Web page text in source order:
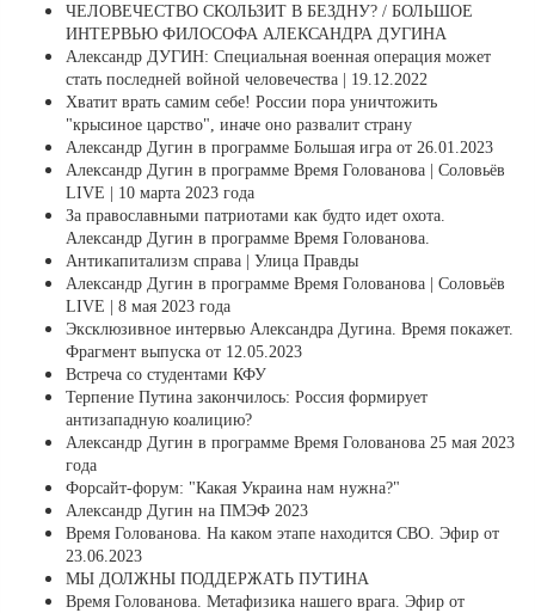
ЧЕЛОВЕЧЕСТВО СКОЛЬЗИТ В БЕЗДНУ? / БОЛЬШОЕ
ИНТЕРВЬЮ ФИЛОСОФА АЛЕКСАНДРА ДУГИНА
Александр ДУГИН: Специальная военная операция может
стать последней войной человечества | 19.12.2022
Хватит врать самим себе! России пора уничтожить
"крысиное царство", иначе оно развалит страну
Александр Дугин в программе Большая игра от 26.01.2023
Александр Дугин в программе Время Голованова | Соловьёв
LIVE | 10 марта 2023 года
За православными патриотами как будто идет охота.
Александр Дугин в программе Время Голованова.
Антикапитализм справа | Улица Правды
Александр Дугин в программе Время Голованова | Соловьёв
LIVE | 8 мая 2023 года
Эксклюзивное интервью Александра Дугина. Время покажет.
Фрагмент выпуска от 12.05.2023
Встреча со студентами КФУ
Терпение Путина закончилось: Россия формирует
антизападную коалицию?
Александр Дугин в программе Время Голованова 25 мая 2023
года
Форсайт-форум: "Какая Украина нам нужна?"
Александр Дугин на ПМЭФ 2023
Время Голованова. На каком этапе находится СВО. Эфир от
23.06.2023
МЫ ДОЛЖНЫ ПОДДЕРЖАТЬ ПУТИНА
Время Голованова. Метафизика нашего врага. Эфир от